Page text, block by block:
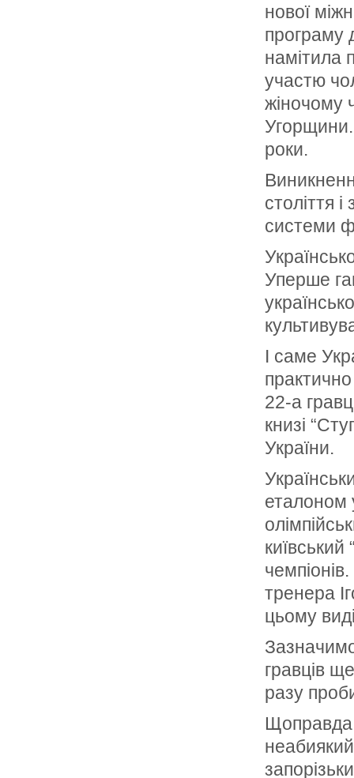
нової
програму
намітила
участю
жіночому
Угорщини.
роки.
століття
системи
Уперше
І саме
22-а
книзі
України.
еталоном
тренера
цьому
гравців
разу
Щоправда,